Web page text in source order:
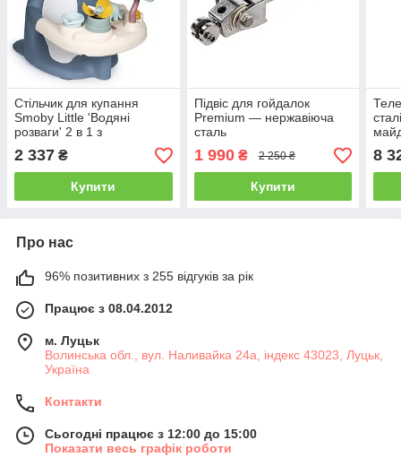
Стільчик для купання
Smoby Little 'Водяні
розваги' 2 в 1 з
функціональною ігровою
панеллю, 6 міс.+
2 337 ₴
Купити
Підвіс для гойдалок
Premium — нержавіюча
сталь
1 990₴ 2 250 ₴
Купити
8
Про нас
96% позитивних з 255 відгуків за рік
Працює з 08.04.2012
м. Луцьк
Волинська обл., вул. Наливайка 24а, індекс 43023, Луцьк,
Україна
Контакти
Сьогодні працює з 12:00 до 15:00
Показати весь графік роботи